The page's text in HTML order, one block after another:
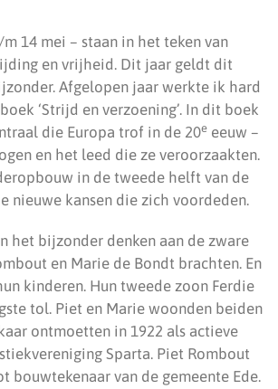
14 mei – staan in het teken van
en vrijheid. Dit jaar geldt dit
Afgelopen jaar werkte ik hard
‘Strijd en verzoening’. In dit boek
die Europa trof in de 20e eeuw –
en het leed die ze veroorzaakten.
in de tweede helft van de
nieuwe kansen die zich voordeden.
het bijzonder denken aan de zware
en Marie de Bondt brachten. En
kinderen. Hun tweede zoon Ferdie
tol. Piet en Marie woonden beiden
ontmoetten in 1922 als actieve
Sparta. Piet Rombout
bouwtekenaar van de gemeente Ede.